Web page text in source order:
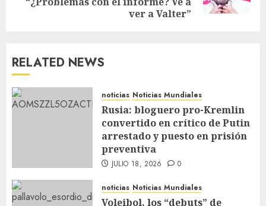
ver a Valter”
RELATED NEWS
noticias Noticias Mundiales
Rusia: bloguero pro-Kremlin
convertido en crítico de Putin
arrestado y puesto en prisión
preventiva
JULIO 18, 2026 0
noticias Noticias Mundiales
Voleibol, los “debuts” de